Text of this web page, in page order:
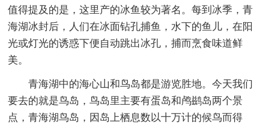
值得提及的是，这里产的冰鱼较为著名。每到冰季，青
海湖冰封后，人们在冰面钻孔捕鱼，水下的鱼儿，在阳
光或灯光的诱惑下便自动跳出冰孔，捕而烹食味道鲜
美。
青海湖中的海心山和鸟岛都是游览胜地。今天我们
要去的就是鸟岛，鸟岛里主要有蛋岛和鸬鹚岛两个景
点，青海湖鸟岛，因岛上栖息数以十万计的候鸟而得